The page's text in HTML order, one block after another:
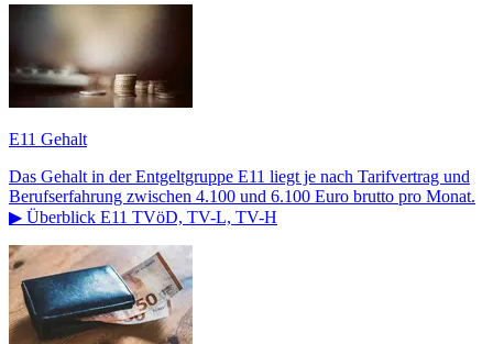
E11 Gehalt
Das Gehalt in der Entgeltgruppe E11 liegt je nach Tarifvertrag und
Berufserfahrung zwischen 4.100 und 6.100 Euro brutto pro Monat.
▶ Überblick E11 TVöD, TV-L, TV-H